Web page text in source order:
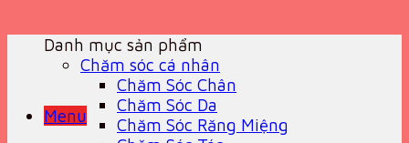
Menu
Danh mục sản phẩm
Chăm sóc cá nhân
Chăm Sóc Chân
Chăm Sóc Da
Chăm Sóc Răng Miệng